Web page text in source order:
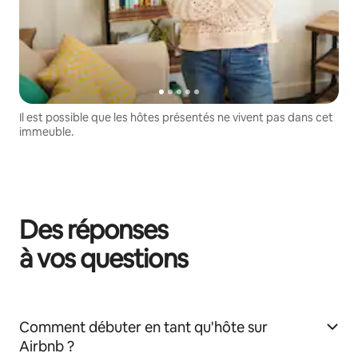
Il est possible que les hôtes présentés ne vivent pas dans cet
immeuble.
Des réponses
à vos questions
Comment débuter en tant qu'hôte sur
Airbnb ?